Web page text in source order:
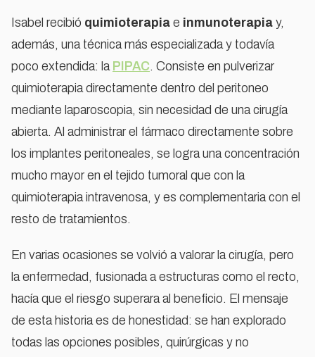
Isabel recibió quimioterapia e inmunoterapia y,
además, una técnica más especializada y todavía
poco extendida: la PIPAC. Consiste en pulverizar
quimioterapia directamente dentro del peritoneo
mediante laparoscopia, sin necesidad de una cirugía
abierta. Al administrar el fármaco directamente sobre
los implantes peritoneales, se logra una concentración
mucho mayor en el tejido tumoral que con la
quimioterapia intravenosa, y es complementaria con el
resto de tratamientos.
En varias ocasiones se volvió a valorar la cirugía, pero
la enfermedad, fusionada a estructuras como el recto,
hacía que el riesgo superara al beneficio. El mensaje
de esta historia es de honestidad: se han explorado
todas las opciones posibles, quirúrgicas y no